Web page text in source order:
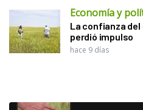
Economía y
La confianza
perdió impulso
hace 9 días